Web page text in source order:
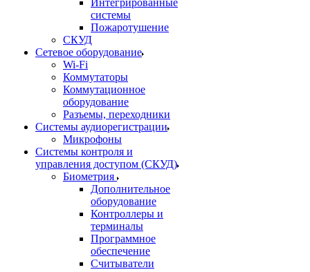
Интегрированные
системы
Пожаротушение
СКУД
Сетевое оборудование
Wi-Fi
Коммутаторы
Коммутационное
оборудование
Разъемы, переходники
Системы аудиорегистрации
Микрофоны
Системы контроля и
управления доступом (СКУД)
Биометрия
Дополнительное
оборудование
Контроллеры и
терминалы
Программное
обеспечение
Считыватели